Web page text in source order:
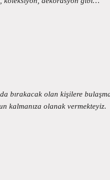
bırakacak olan kişilere
kalmanıza olanak vermekteyiz.